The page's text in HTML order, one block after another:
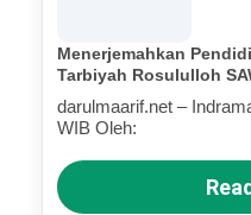
Menerjemahkan
Tarbiyah Rosululloh
Terluka (Bagian IV)
darulmaarif.net –
WIB Oleh: